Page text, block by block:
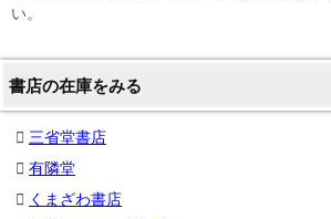
い。
書店の在庫をみる
三省堂書店
有隣堂
くまざわ書店